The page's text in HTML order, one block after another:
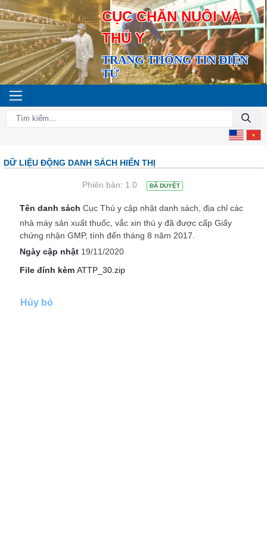
CỤC CHĂN NUÔI VÀ
THÚ Y
TRANG THÔNG TIN ĐIỆN
TỬ
DỮ LIỆU ĐỘNG DANH SÁCH HIỂN THỊ
Phiên bản: 1.0 ĐÃ DUYỆT
Tên danh sách Cục Thú y cập nhật danh sách, địa chỉ các
nhà máy sản xuất thuốc, vắc xin thú y đã được cấp Giấy
chứng nhận GMP, tính đến tháng 8 năm 2017.
Ngày cập nhật 19/11/2020
File đính kèm ATTP_30.zip
Hủy bỏ